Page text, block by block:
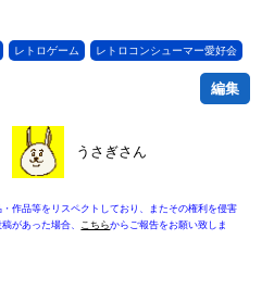
レトロゲーム レトロコンシューマー愛好会
編集
うさぎさん
作品等をリスペクトしており、またその権利を侵害
があった場合、 こちらからご報告をお願い致しま